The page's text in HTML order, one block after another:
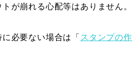
が崩れる心配等はありません。
必要ない場合は「 スタンプの作